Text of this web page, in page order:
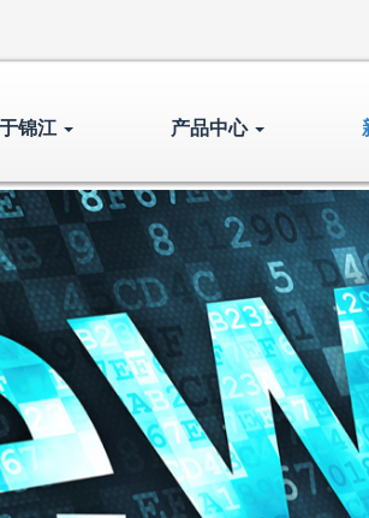
锦江 产品中心